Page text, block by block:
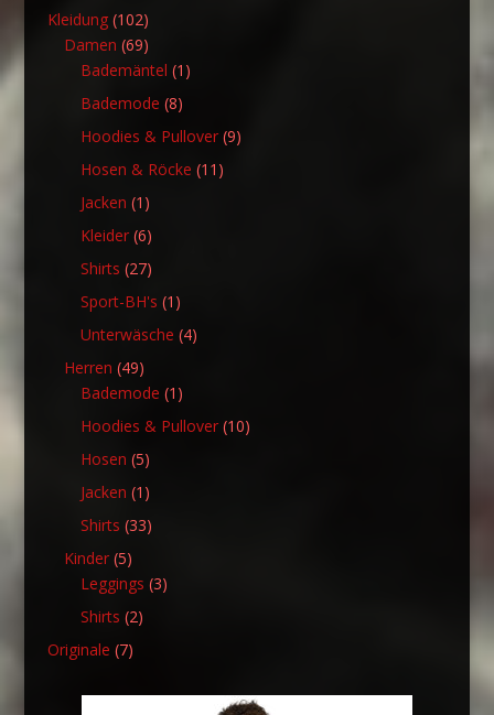
Produkte
Kleidung 102102
Produkte
Damen 6969
Produkte
Bademäntel 1 1
Bademode 88
Produkte
Hoodies & Pullover 99
Hosen & Röcke 11 11
Jacken 1 1
Produkt
Kleider 66
Produkte
Shirts 2727
Produkte
Sport-BH's 1 1
Produkt
Unterwäsche 44
Herren 4949
Produkte
Bademode 1 1
Produkt
Hoodies & Pullover 1010
Hosen 55
Produkte
Jacken 1 1
Produkt
Shirts 3333
Kinder 55
Produkte
Leggings 33
Shirts 22
Originale 77